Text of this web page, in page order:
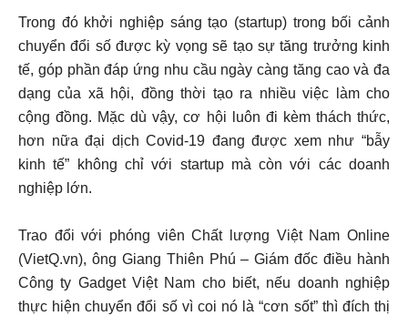
Trong đó khởi nghiệp sáng tạo (startup) trong bối cảnh
chuyển đổi số được kỳ vọng sẽ tạo sự tăng trưởng kinh
tế, góp phần đáp ứng nhu cầu ngày càng tăng cao và đa
dạng của xã hội, đồng thời tạo ra nhiều việc làm cho
cộng đồng. Mặc dù vậy, cơ hội luôn đi kèm thách thức,
hơn nữa đại dịch Covid-19 đang được xem như “bẫy
kinh tế” không chỉ với startup mà còn với các doanh
nghiệp lớn.
Trao đổi với phóng viên Chất lượng Việt Nam Online
(VietQ.vn), ông Giang Thiên Phú – Giám đốc điều hành
Công ty Gadget Việt Nam cho biết, nếu doanh nghiệp
thực hiện chuyển đổi số vì coi nó là “cơn sốt” thì đích thị